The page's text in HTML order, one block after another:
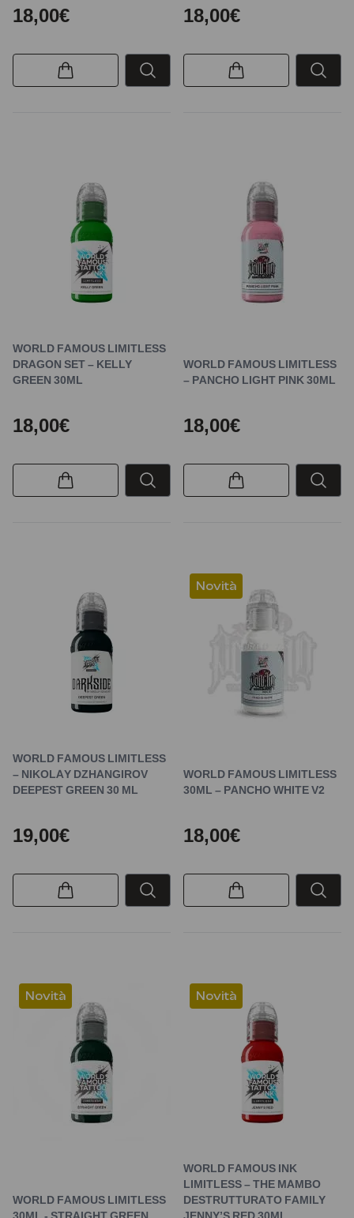
18,00€ 18,00€
WORLD FAMOUS LIMITLESS
DRAGON SET – KELLY
GREEN 30ML
18,00€
WORLD FAMOUS LIMITLESS
– PANCHO LIGHT PINK 30ML
18,00€
WORLD FAMOUS LIMITLESS
– NIKOLAY DZHANGIROV
DEEPEST GREEN 30 ML
19,00€
Novità
WORLD FAMOUS LIMITLESS
30ML – PANCHO WHITE V2
18,00€
Novità
WORLD FAMOUS LIMITLESS
30ML - STRAIGHT GREEN
Novità
WORLD FAMOUS INK
LIMITLESS – THE MAMBO
DESTRUTTURATO FAMILY
JENNY’S RED 30ML